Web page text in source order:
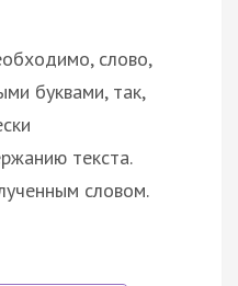
слово,
буквами, так,
текста.
словом.